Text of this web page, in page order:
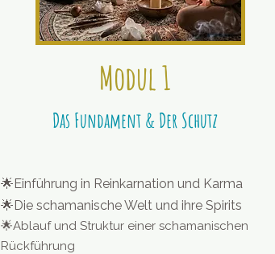
Modul 1
Das Fundament & Der Schutz
🌟Einführung in Reinkarnation und Karma
🌟Die schamanische Welt und ihre Spirits
🌟Ablauf und Struktur einer schamanischen
Rückführung